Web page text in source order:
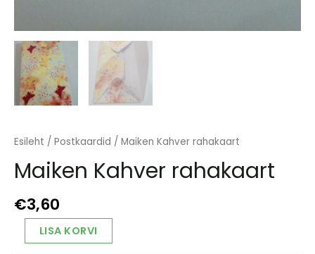
Esileht / Postkaardid / Maiken Kahver rahakaart
Maiken Kahver rahakaart
€3,60
Maiken
Kahver
LISA KORVI
Alternative: